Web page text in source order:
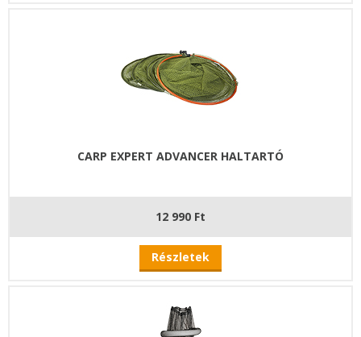
CARP EXPERT ADVANCER HALTARTÓ
12 990 Ft
Részletek